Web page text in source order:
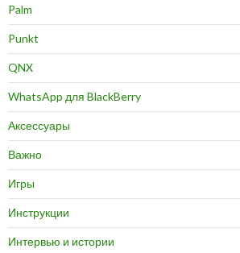
Palm
Punkt
QNX
WhatsApp для BlackBerry
Аксессуары
Важно
Игры
Инструкции
Интервью и истории